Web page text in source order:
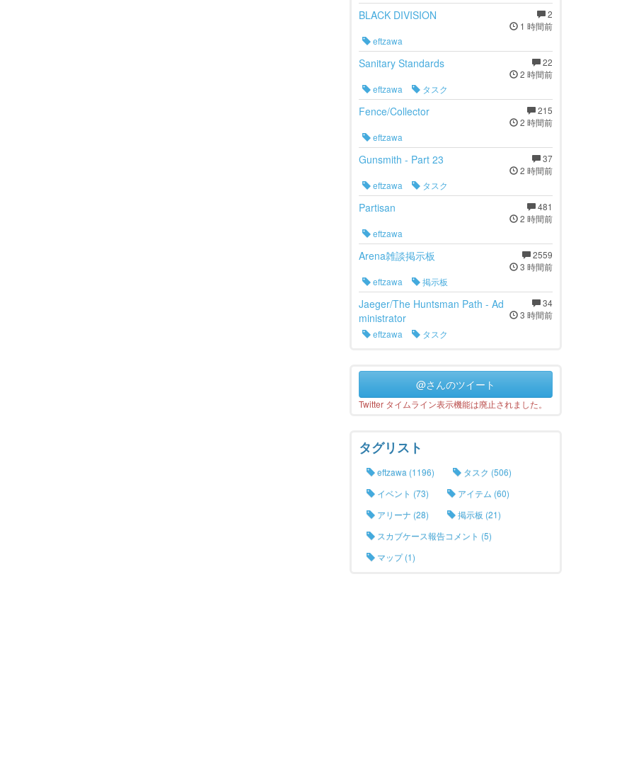
2
1 時間前
BLACK DIVISION
eftzawa
22
2 時間前
Sanitary Standards
eftzawa
タスク
215
2 時間前
Fence/Collector
eftzawa
37
2 時間前
Gunsmith - Part 23
eftzawa
タスク
481
2 時間前
Partisan
eftzawa
2559
3 時間前
Arena雑談掲示板
eftzawa
掲示板
34
3 時間前
Jaeger/The Huntsman Path - Ad
ministrator
eftzawa タスク
@さんのツイート
Twitter タイムライン表示機能は廃止されました。
タグリスト
eftzawa (1196)
タスク (506)
イベント (73)
アイテム (60)
アリーナ (28)
掲示板 (21)
スカブケース報告コメント (5)
マップ (1)